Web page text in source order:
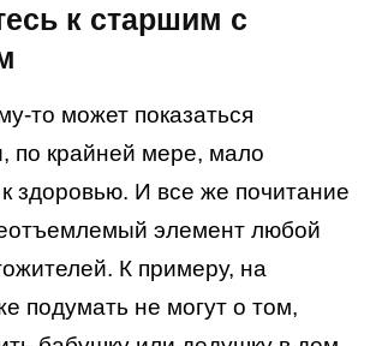
к старшим с
то может показаться
по крайней мере, мало
здоровью. И все же почитание
элемент любой
К примеру, на
подумать не могут о том,